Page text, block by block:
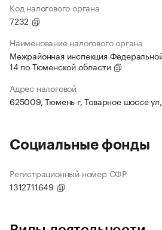
Код налогового органа
7232
Наименование налогового органа
Межрайонная инспекция
14 по Тюменской области
Адрес налоговой
625009, Тюмень г, Товарное шоссе
Социальные фонды
Регистрационный номер СФР
1312711649